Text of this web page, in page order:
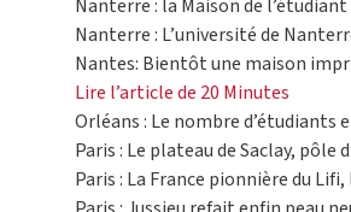
Nanterre : la Maison de
Nanterre : L’université de
Nantes: Bientôt une maison
Lire l’article de 20 Minutes
Orléans : Le nombre d’étudiants
Paris : Le plateau de Saclay, pôle
Paris : La France pionnière du